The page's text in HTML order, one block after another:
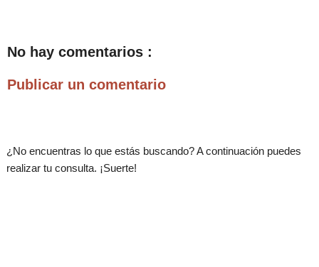
No hay comentarios :
Publicar un comentario
¿No encuentras lo que estás buscando? A continuación puedes
realizar tu consulta. ¡Suerte!